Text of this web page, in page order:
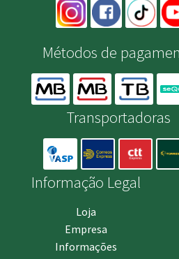
Métodos de
Transportadoras
Informação Legal
Loja
Empresa
Informações